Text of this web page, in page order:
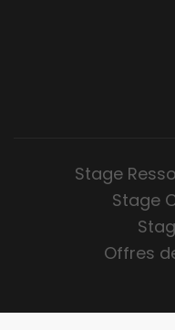
Stage
Stage
Offres